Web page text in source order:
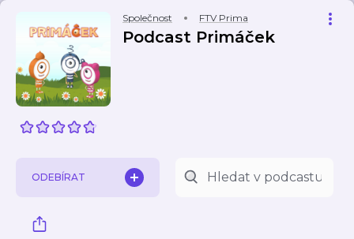
Společnost FTV Prima
Podcast Primáček
ODEBÍRAT